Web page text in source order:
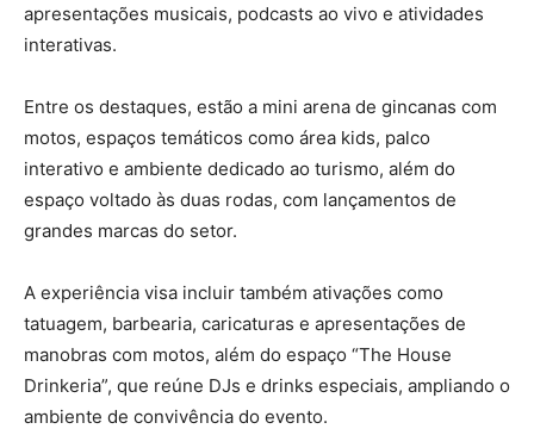
apresentações musicais, podcasts ao vivo e atividades
interativas.
Entre os destaques, estão a mini arena de gincanas com
motos, espaços temáticos como área kids, palco
interativo e ambiente dedicado ao turismo, além do
espaço voltado às duas rodas, com lançamentos de
grandes marcas do setor.
A experiência visa incluir também ativações como
tatuagem, barbearia, caricaturas e apresentações de
manobras com motos, além do espaço “The House
Drinkeria”, que reúne DJs e drinks especiais, ampliando o
ambiente de convivência do evento.